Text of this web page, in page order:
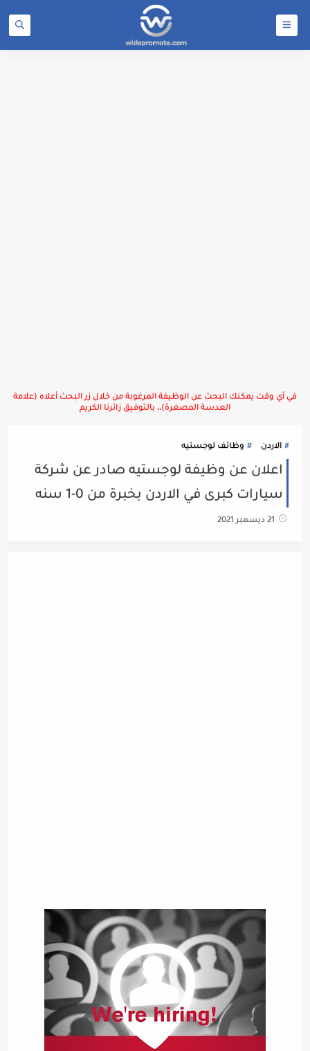
في أي وقت يمكنك البحث عن الوظيفة المرغوبة من خلال زر البحث أعلاه (علامة
العدسة المصغرة)،، بالتوفيق زائرنا الكريم
الاردن وظائف لوجستيه
اعلان عن وظيفة لوجستيه صادر عن شركة
سيارات كبرى في الاردن بخبرة من 0-1 سنه
21 ديسمبر 2021